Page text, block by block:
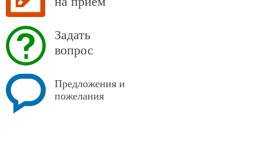
Задать
вопрос
Предложения и
пожелания